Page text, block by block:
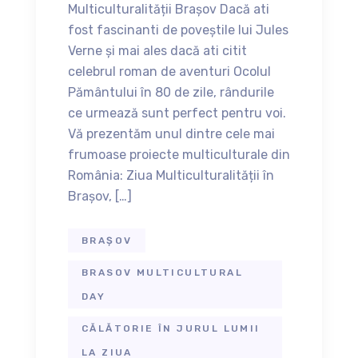
Multiculturalității Brașov Dacă ati
fost fascinanti de poveștile lui Jules
Verne și mai ales dacă ati citit
celebrul roman de aventuri Ocolul
Pământului în 80 de zile, rândurile
ce urmează sunt perfect pentru voi.
Vă prezentăm unul dintre cele mai
frumoase proiecte multiculturale din
România: Ziua Multiculturalității în
Brașov, […]
BRAȘOV
BRASOV MULTICULTURAL
DAY
CĂLĂTORIE ÎN JURUL LUMII
LA ZIUA